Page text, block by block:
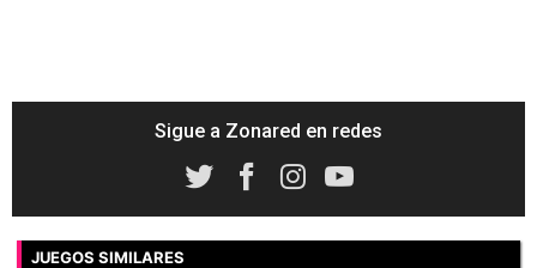
Sigue a Zonared en redes
JUEGOS SIMILARES